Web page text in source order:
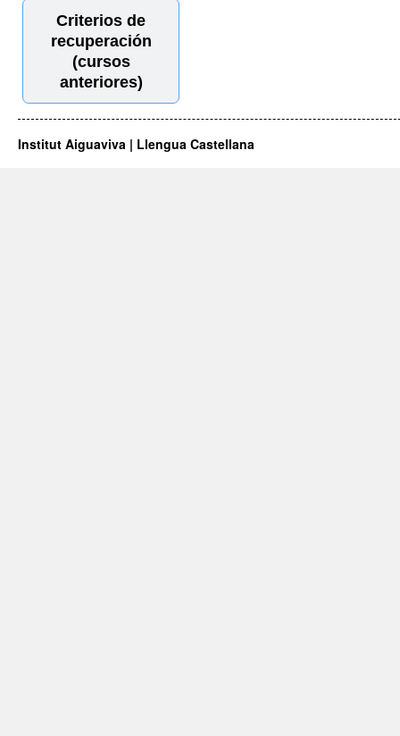
Criterios de
recuperación
(cursos
anteriores)
Institut Aiguaviva | Llengua Castellana